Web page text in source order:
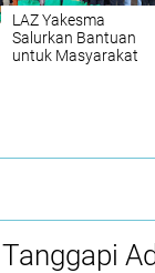
LAZ Yakesma
Salurkan Bantuan
untuk Masyarakat
Tanggapi